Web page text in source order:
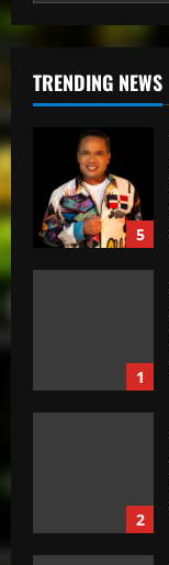
TRENDING NEWS
5
1
2
3